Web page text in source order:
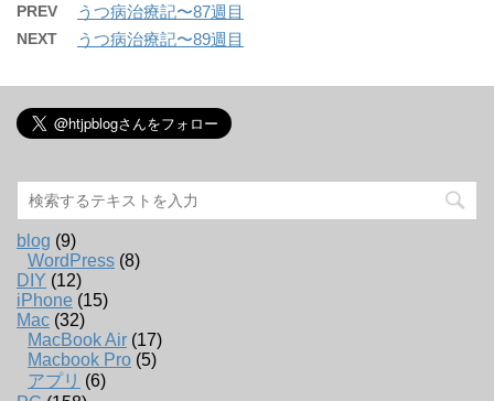
PREV うつ病治療記〜87週目
NEXT うつ病治療記〜89週目
blog (9)
WordPress (8)
DIY (12)
iPhone (15)
Mac (32)
MacBook Air (17)
Macbook Pro (5)
アプリ (6)